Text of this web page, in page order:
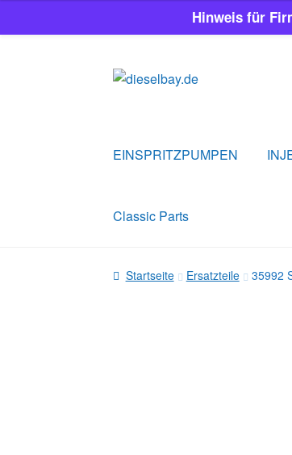
Zur
Zum
EINSPRITZPUMPEN
Classic Parts
Startseite Ersatzteile 35992
Hinweis für